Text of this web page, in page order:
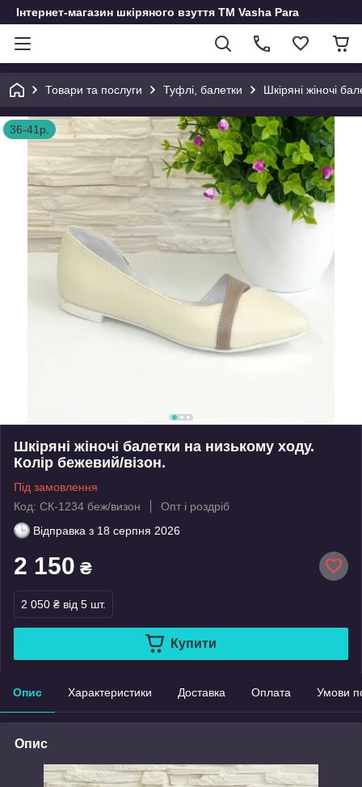
Інтернет-магазин шкіряного взуття ТМ Vasha Para
Товари та послуги Туфлі, балетки Шкіряні жіночі
36-41р.
Шкіряні жіночі балетки на низькому ходу.
Колір бежевий/візон.
Під замовлення
Код: СК-1234 беж/визон
Опт і роздріб
Відправка з 18 серпня 2026
2 150 ₴
2 050 ₴ від 5 шт.
Купити
Опис Характеристики Доставка Оплата Умови
Опис